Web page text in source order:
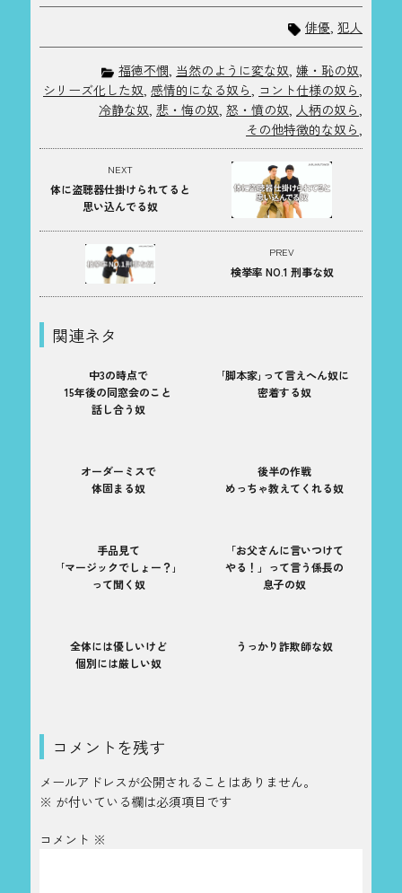
俳優, 犯人
福徳不憫 当然のように変な奴 嫌・恥の奴
シリーズ化した奴 感情的になる奴ら コント仕様の奴ら
冷静な奴 悲・悔の奴 怒・憤の奴 人柄の奴ら
その他特徴的な奴ら
PREV
検挙率 NO.1 刑事な奴
NEXT
体に盗聴器仕掛けられてると
思い込んでる奴
関連ネタ
中3の時点で
15年後の同窓会のこと
話し合う奴
｢脚本家｣って言えへん奴に
密着する奴
オーダーミスで
体固まる奴
後半の作戦
めっちゃ教えてくれる奴
手品見て
｢マージックでしょー？｣
って聞く奴
「お父さんに言いつけて
やる！」って言う係長の
息子の奴
全体には優しいけど
個別には厳しい奴
うっかり詐欺師な奴
コメントを残す
メールアドレスが公開されることはありません。
※ が付いている欄は必須項目です
コメント ※